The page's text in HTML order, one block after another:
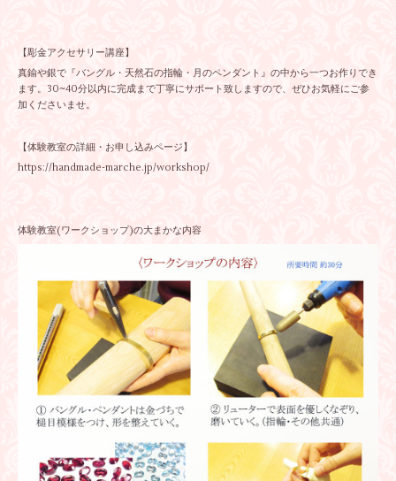
【彫金アクセサリー講座】
真鍮や銀で『バングル・天然石の指輪・月のペンダント』の中から一つお作りでき
ます。30~40分以内に完成まで丁寧にサポート致しますので、ぜひお気軽にご参
加くださいませ。
【体験教室の詳細・お申し込みページ】
https://handmade-marche.jp/workshop/
体験教室(ワークショップ)の大まかな内容